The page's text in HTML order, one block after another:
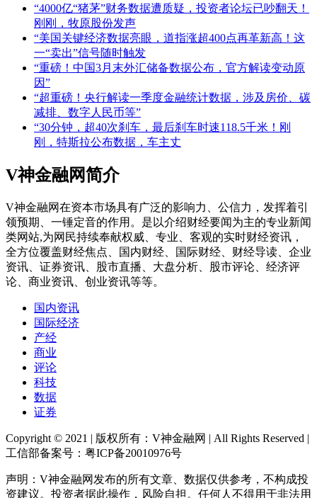
“4000亿“猪茅”财务数据遭质疑，投资者论坛已吵翻天！
刚刚，牧原股份发声
“美国关键经济数据亮眼，道指涨超400点再革新高！这
一“卖出”信号随时触发
“重磅！中国3月末外汇储备数据公布，官方解读变动原
因”
“超重磅！央行解读一季度金融统计数据，涉及房价、碳
减排、数字人民币等”
“30分钟，超40次刹车，最后刹车时速118.5千米！刚
刚，特斯拉公布数据，车主丈
V神金融网简介
V神金融网在资本市场具有广泛的影响力、公信力，发挥着引
领预期、一锤定音的作用。是以介绍财经要闻为主的专业新闻
类网站,为网民持续奉献权威、专业、客观的实时财经资讯，
全方位覆盖财经焦点、国内财经、国际财经、财经导读、企业
资讯、证券资讯、股市直播、大盘分析、股市评论、经济评
论、商业资讯、创业资讯等等。
国内资讯
国际经济
产经
商业
评论
科技
数据
证券
Copyright © 2021 | 版权所有：V神金融网 | All Rights Reserved |
工信部备案号：粤ICP备20010976号
声明：V神金融网发布的所有文章、数据仅供参考，不构成投
资建议。投资者据此操作，风险自担。任何人不得用于非法用